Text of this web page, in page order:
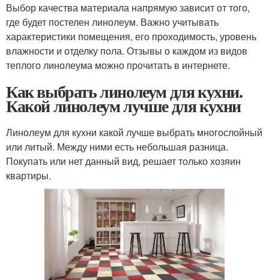
Выбор качества материала напрямую зависит от того,
где будет постелен линолеум. Важно учитывать
характеристики помещения, его проходимость, уровень
влажности и отделку пола. Отзывы о каждом из видов
теплого линолеума можно прочитать в интернете.
Как выбрать линолеум для кухни.
Какой линолеум лучше для кухни
Линолеум для кухни какой лучше выбрать многослойный
или литый. Между ними есть небольшая разница.
Покупать или нет данный вид, решает только хозяин
квартиры.